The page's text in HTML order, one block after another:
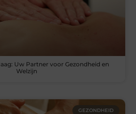
Uw Partner voor Gezondheid en
Welzijn
GEZONDHEID